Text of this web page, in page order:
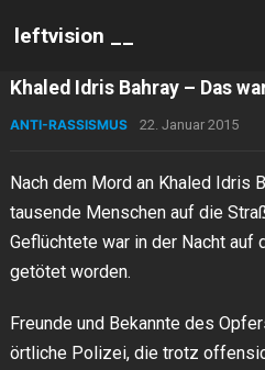
leftvision __
Khaled Idris Bahray – Das
ANTI-RASSISMUS 22. Januar 2015
Nach dem Mord an Khaled Idris
tausende Menschen auf die
Geflüchtete war in der Nacht auf
getötet worden.
Freunde und Bekannte des
örtliche Polizei, die trotz